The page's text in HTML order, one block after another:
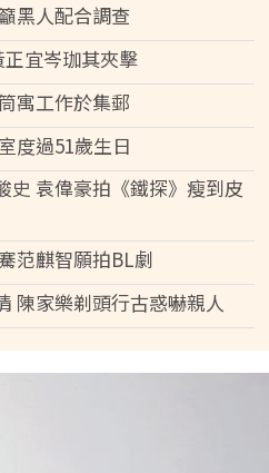
黑人配合調查
宜岑珈其夾擊
寓工作於集郵
度過51歲生日
史 袁偉豪拍《鐵探》瘦到皮
范麒智願拍BL劇
陳家樂剃頭行古惑嚇親人